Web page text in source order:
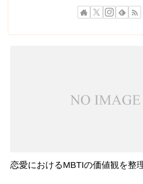
恋愛におけるMBTIの価値観を整